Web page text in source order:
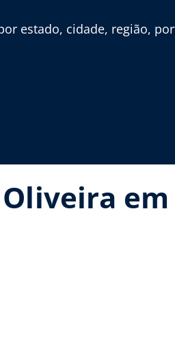
estado, cidade, região,
em